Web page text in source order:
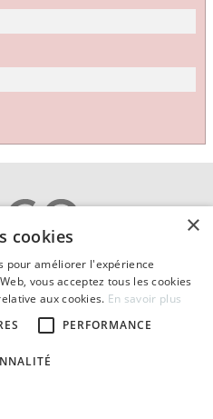
|Cookies
|Mentions légales
habitation.be compare
copyright - Tous droits réservés.
assurances agréé FSMA : 114863
et marchés financiers)
×
cookies
pour améliorer l'expérience
vous acceptez tous les cookies
aux cookies. En savoir plus
PERFORMANCE